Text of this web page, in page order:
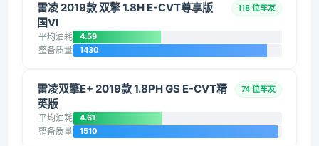
雷凌 2019款 双擎 1.8H E-CVT尊享版
国VI
118 位车友
平均油耗 4.59
整备质量 1430
雷凌双擎E+ 2019款 1.8PH GS E-CVT精
英版
74 位车友
平均油耗 4.61
整备质量 1510